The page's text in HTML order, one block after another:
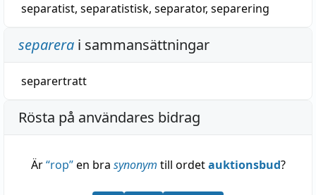
separatist, separatistisk, separator, separering
separera i sammansättningar
separertratt
Rösta på användares bidrag
Är“rop”en bra synonym till ordetauktionsbud?